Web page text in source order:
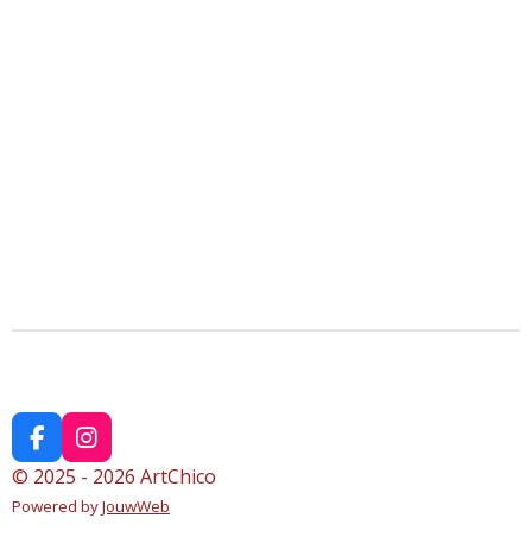
F
a
c
e
I
n
s
t
© 2025 - 2026 ArtChico
Powered byJouwWeb